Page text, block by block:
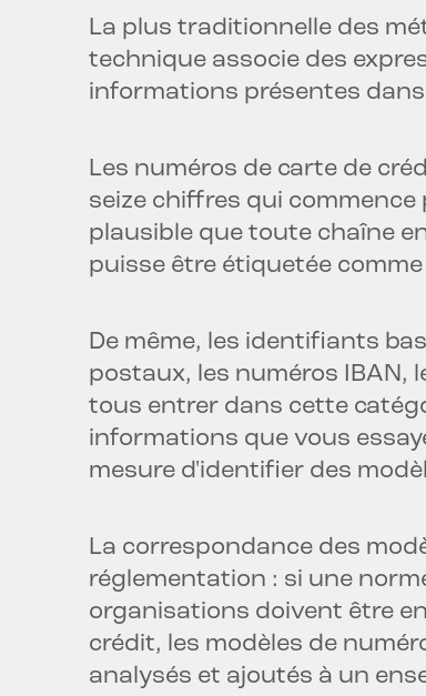
La plus traditionnelle des
technique associe des
informations présentes
Les numéros de carte de
seize chiffres qui
plausible que toute chaîne
puisse être étiquetée
De même, les identifiants
postaux, les numéros IBAN,
tous entrer dans cette
informations que vous
mesure d'identifier des
La correspondance des
réglementation : si une
organisations doivent être
crédit, les modèles de
analysés et ajoutés à un